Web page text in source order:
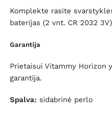
Komplekte rasite
baterijas (2 vnt. CR 2032
Garantija
Prietaisui Vitammy Horizon
garantija.
Spalva: sidabrinė perlo